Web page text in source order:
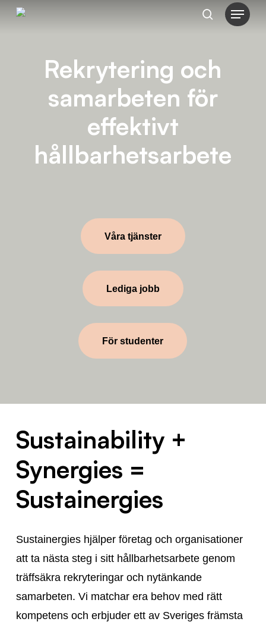
Skip
search
Menu
Rekrytering och
samarbeten för
effektivt
hållbarhetsarbete
Våra tjänster
Lediga jobb
För studenter
Sustainability +
Synergies =
Sustainergies
Sustainergies hjälper företag och organisationer
att ta nästa steg i sitt hållbarhetsarbete genom
träffsäkra rekryteringar och nytänkande
samarbeten. Vi matchar era behov med rätt
kompetens och erbjuder ett av Sveriges främsta